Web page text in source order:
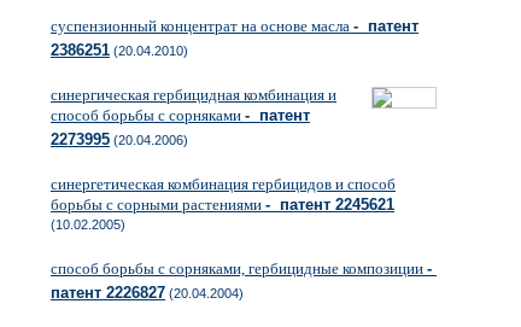
суспензионный концентрат на основе масла - патент
2386251 (20.04.2010)
синергическая гербицидная комбинация и
способ борьбы с сорняками - патент
2273995 (20.04.2006)
синергетическая комбинация гербицидов и способ
борьбы с сорными растениями - патент 2245621
(10.02.2005)
способ борьбы с сорняками, гербицидные композиции -
патент 2226827 (20.04.2004)